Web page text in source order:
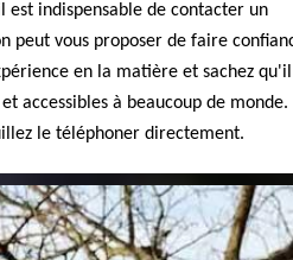
est indispensable de contacter un
peut vous proposer de faire
en la matière et sachez qu'il
accessibles à beaucoup de monde.
le téléphoner directement.